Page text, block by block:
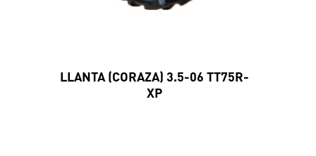
LLANTA (CORAZA) 3.5-06 TT75R-
XP